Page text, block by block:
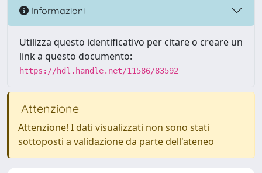
Informazioni
Utilizza questo identificativo per citare o creare un
link a questo documento:
https://hdl.handle.net/11586/83592
Attenzione
Attenzione! I dati visualizzati non sono stati
sottoposti a validazione da parte dell'ateneo